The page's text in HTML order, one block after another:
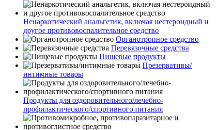
Ненаркотический анальгетик, включая нестероидный и
другое противовоспалительное средство
Органотропное средство
Перевязочные средства
Пищевые продукты
Презервативы/
интимные товары
Продукты для оздоровительного/лечебно-
профилактического/спортивного питания